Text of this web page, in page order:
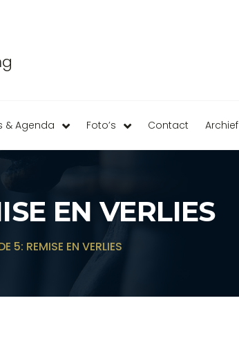
& Agenda Foto’s Contact Archief
EN VERLIES
5: REMISE EN VERLIES